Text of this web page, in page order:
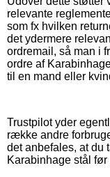
relevante
som fx hvilken
det ydermere
ordremail, så man i
ordre af
til en mand eller
Trustpilot yder
række andre
det anbefales, at du
Karabinhage stål før